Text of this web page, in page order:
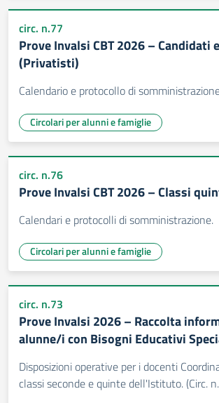
circ. n.77
Prove Invalsi CBT 2026 – Candidati
(Privatisti)
Calendario e protocollo di
Circolari per alunni e famiglie
circ. n.76
Prove Invalsi CBT 2026 – Classi
Calendari e protocolli di somministrazione.
Circolari per alunni e famiglie
circ. n.73
Prove Invalsi 2026 – Raccolta
alunne/i con Bisogni Educativi
Disposizioni operative per i docenti
classi seconde e quinte dell'Istituto. (Circ.